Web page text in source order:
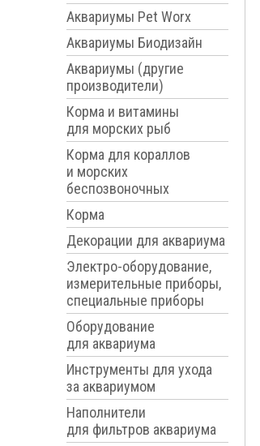
Аквариумы Pet Worx
Аквариумы Биодизайн
Аквариумы (другие
производители)
Корма и витамины
для морских рыб
Корма для кораллов
и морских
беспозвоночных
Корма
Декорации для аквариума
Электро-оборудование,
измерительные приборы,
специальные приборы
Оборудование
для аквариума
Инструменты для ухода
за аквариумом
Наполнители
для фильтров аквариума